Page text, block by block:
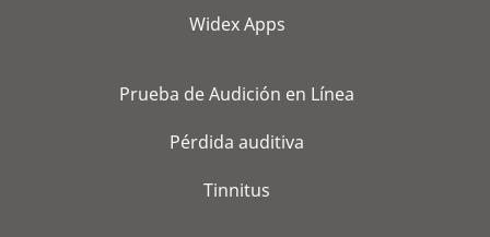
Widex Apps
Prueba de Audición en Línea
Pérdida auditiva
Tinnitus